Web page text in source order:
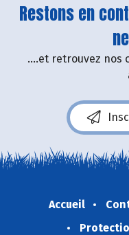
Restons en
....et retrouvez nos
Accueil